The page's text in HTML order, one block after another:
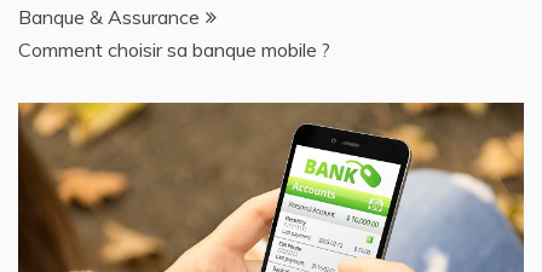
Banque & Assurance
Comment choisir sa banque mobile ?